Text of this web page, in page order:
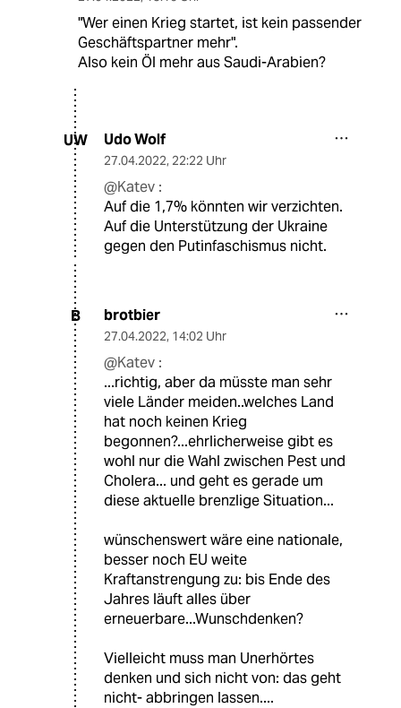
"Wer einen Krieg startet, ist kein passender
Geschäftspartner mehr".
Also kein Öl mehr aus Saudi-Arabien?
UW Udo Wolf
27.04.2022, 22:22 Uhr
@Katev :
Auf die 1,7% könnten wir verzichten.
Auf die Unterstützung der Ukraine
gegen den Putinfaschismus nicht.
B brotbier
27.04.2022, 14:02 Uhr
@Katev :
...richtig, aber da müsste man sehr
viele Länder meiden..welches Land
hat noch keinen Krieg
begonnen?...ehrlicherweise gibt es
wohl nur die Wahl zwischen Pest und
Cholera... und geht es gerade um
diese aktuelle brenzlige Situation...
wünschenswert wäre eine nationale,
besser noch EU weite
Kraftanstrengung zu: bis Ende des
Jahres läuft alles über
erneuerbare...Wunschdenken?
Vielleicht muss man Unerhörtes
denken und sich nicht von: das geht
nicht- abbringen lassen....